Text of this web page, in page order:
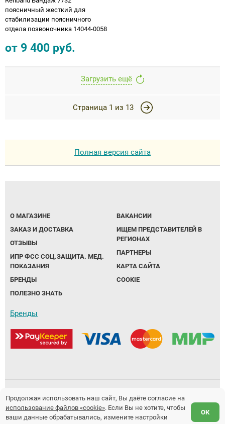
поясничный жесткий для
стабилизации поясничного
отдела позвоночника 14044-0058
от 9 400 руб.
Загрузить ещё
Страница 1 из 13
Полная версия сайта
О МАГАЗИНЕ
ЗАКАЗ И ДОСТАВКА
ОТЗЫВЫ
ИПР ФСС СОЦ.ЗАЩИТА. МЕД.
ПОКАЗАНИЯ
БРЕНДЫ
ПОЛЕЗНО ЗНАТЬ
ВАКАНСИИ
ИЩЕМ ПРЕДСТАВИТЕЛЕЙ В
РЕГИОНАХ
ПАРТНЕРЫ
КАРТА САЙТА
COOKIE
Бренды
Политика обработки персональных данных
Предложение не является публичной офертой.
Продолжая использовать наш сайт, Вы даёте согласие на
использование файлов «cookie». Если Вы не хотите, чтобы
ваши данные обрабатывались, измените настройки
ОК